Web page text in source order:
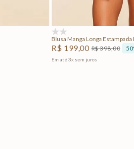
Adicionar
Blusa Manga Longa
R$ 199,00 R$398,00
Em até3x sem juros